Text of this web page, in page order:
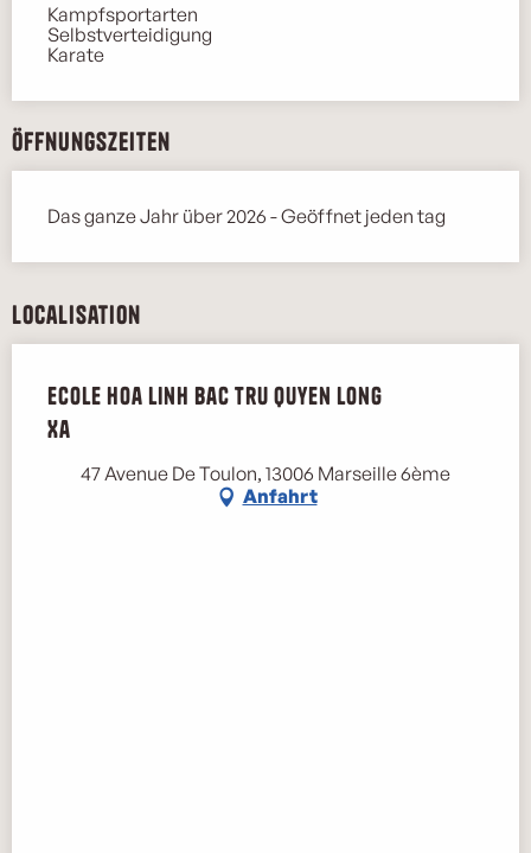
Kampfsportarten
Selbstverteidigung
Karate
Öffnungszeiten
Das ganze Jahr über 2026 - Geöffnet jeden tag
Localisation
Ecole Hoa Linh Bac tru Quyen Long
Xa
47 Avenue De Toulon, 13006 Marseille 6ème
Anfahrt